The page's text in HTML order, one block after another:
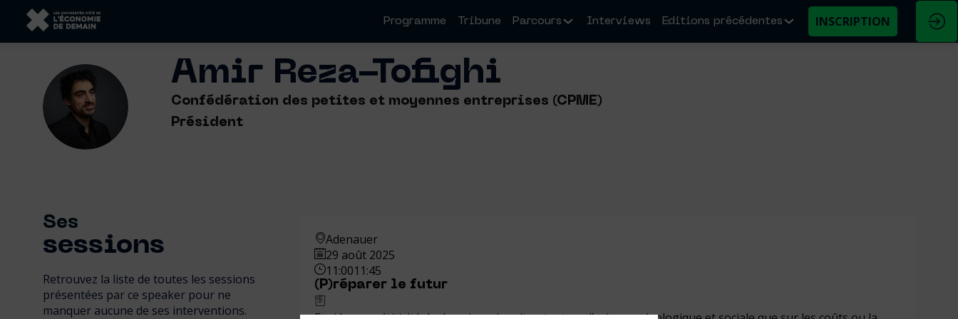
Programme Tribune Parcours Interviews Editions précédentes INSCRIPTION
AR
Amir Reza-Tofighi
Confédération des petites et moyennes entreprises (CPME)
Président
Ses
sessions
Retrouvez la liste de toutes les sessions
présentées par ce speaker pour ne
manquer aucune de ses interventions.
Adenauer
29 août 2025
11:0011:45
(P)réparer le futur